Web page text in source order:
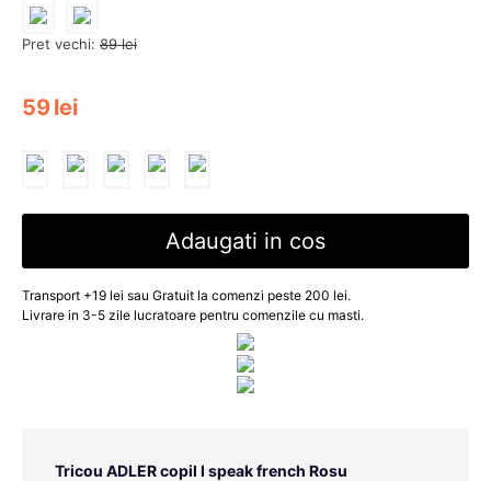
Pret vechi: 89 lei
59lei
Adaugati in cos
Transport +19 lei sau Gratuit la comenzi peste 200 lei.
Livrare in 3-5 zile lucratoare pentru comenzile cu masti.
Tricou ADLER copil I speak french Rosu